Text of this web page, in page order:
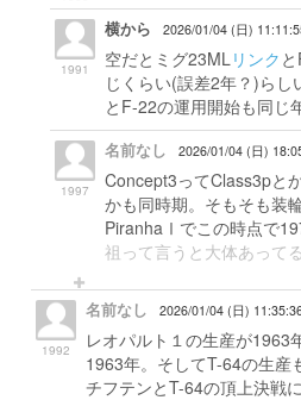
1991
横から 2026/01/04 (日)
空だとミグ23MLリンク
じくらい(誤差2年？)ら
とF-22の運用開始も同じ
1997
名前なし 2026/01/04 (日)
Concept3ってClass3pと
かも同時期。そもそも装
PiranhaⅠでこの時点で
祖って言うと大体あってる
1992
名前なし 2026/01/04 (日)
レオパルト１の生産が1963
1963年。そしてT-64の生産
チフテンとT-64の頂上決戦